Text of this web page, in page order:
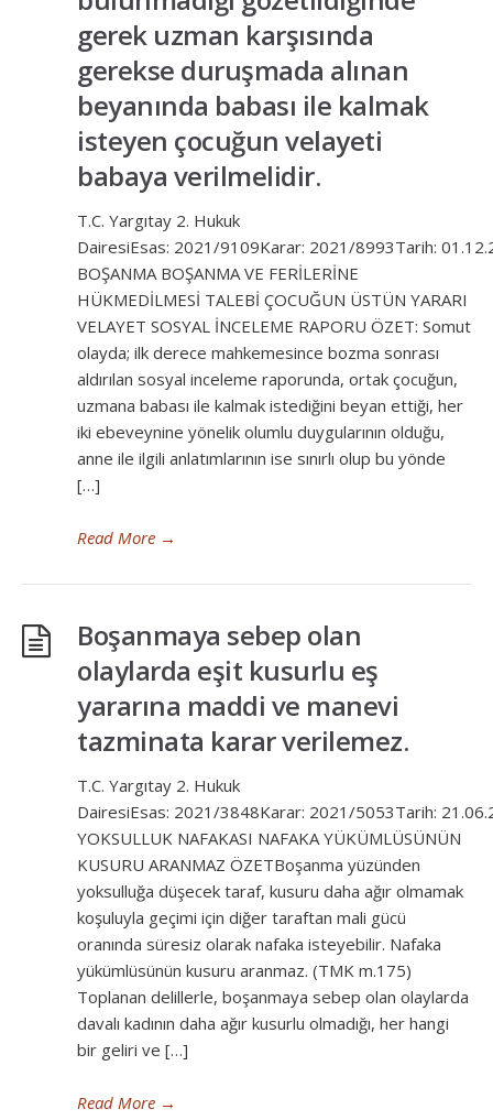
gerek uzman karşısında
gerekse duruşmada alınan
beyanında babası ile kalmak
isteyen çocuğun velayeti
babaya verilmelidir.
T.C. Yargıtay 2. Hukuk
DairesiEsas: 2021/9109Karar: 2021/8993Tarih:
BOŞANMA BOŞANMA VE FERİLERİNE
HÜKMEDİLMESİ TALEBİ ÇOCUĞUN ÜSTÜN YARARI
VELAYET SOSYAL İNCELEME RAPORU ÖZET: Somut
olayda; ilk derece mahkemesince bozma sonrası
aldırılan sosyal inceleme raporunda, ortak çocuğun,
uzmana babası ile kalmak istediğini beyan ettiği, her
iki ebeveynine yönelik olumlu duygularının olduğu,
anne ile ilgili anlatımlarının ise sınırlı olup bu yönde
[…]
Read More →
Boşanmaya sebep olan
olaylarda eşit kusurlu eş
yararına maddi ve manevi
tazminata karar verilemez.
T.C. Yargıtay 2. Hukuk
DairesiEsas: 2021/3848Karar: 2021/5053Tarih:
YOKSULLUK NAFAKASI NAFAKA YÜKÜMLÜSÜNÜN
KUSURU ARANMAZ ÖZETBoşanma yüzünden
yoksulluğa düşecek taraf, kusuru daha ağır olmamak
koşuluyla geçimi için diğer taraftan mali gücü
oranında süresiz olarak nafaka isteyebilir. Nafaka
yükümlüsünün kusuru aranmaz. (TMK m.175)
Toplanan delillerle, boşanmaya sebep olan olaylarda
davalı kadının daha ağır kusurlu olmadığı, her hangi
bir geliri ve […]
Read More →